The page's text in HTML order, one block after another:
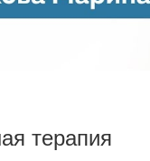
терапия